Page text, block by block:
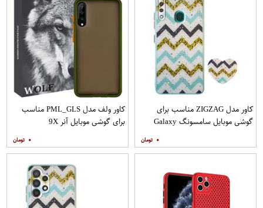
کاور مدل ZIGZAG مناسب برای
گوشی موبایل سامسونگ Galaxy
۰
کاور ولف مدل PML_GLS مناسب
برای گوشی موبایل آنر 9X
۰